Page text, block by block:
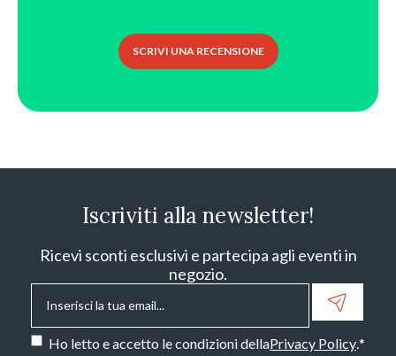
SCRIVI UNA RECENSIONE
Iscriviti alla newsletter!
Ricevi sconti esclusivi e partecipa agli eventi in
negozio.
Email*
Consenso*
Ho letto e accetto le condizioni dellaPrivacy Policy.*